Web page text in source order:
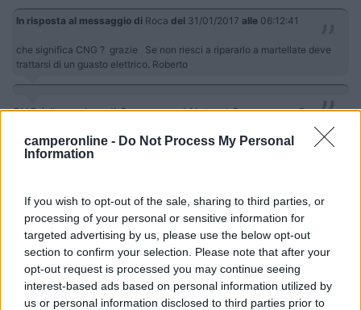
camperonline - Do Not Process My Personal
Information
If you wish to opt-out of the sale, sharing to third parties, or
processing of your personal or sensitive information for
targeted advertising by us, please use the below opt-out
section to confirm your selection. Please note that after your
opt-out request is processed you may continue seeing
interest-based ads based on personal information utilized by
us or personal information disclosed to third parties prior to
In risposta al messaggio di Roca del 31/01/2017 alle 06:12:41
che significa CNG ? grazie Se non riesci a ripararlo a martellate deve
trattarsi di un guasto elettrico. Roberto
CNG è l'acronimo di Compressed Natural Gas, ovvero Gas
Naturale Compresso, alias Metano; un pò come GPL (allì'estero
LPG) sta per Gas di Petrolio Liquefatto
Inserito il31/01/2017 alle:11:28:55